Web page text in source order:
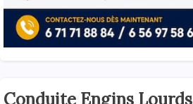
Conduite Engins Lourds